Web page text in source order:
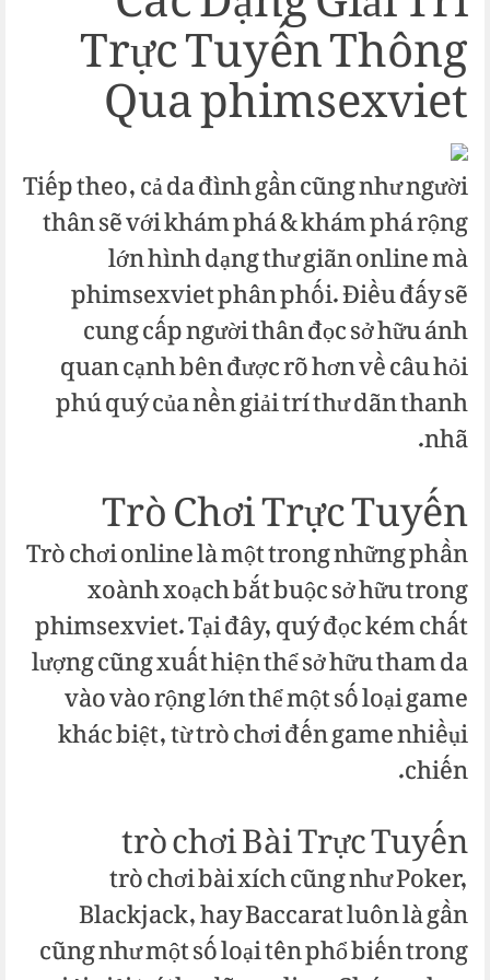
Trực Tuyến Thông
Qua phimsexviet
Tiếp theo, cả da đình gần cũng như người
thân sẽ với khám phá & khám phá rộng
lớn hình dạng thư giãn online mà
phimsexviet phân phối. Điều đấy sẽ
cung cấp người thân đọc sở hữu ánh
quan cạnh bên được rõ hơn về câu hỏi
phú quý của nền giải trí thư dãn thanh
nhã.
Trò Chơi Trực Tuyến
Trò chơi online là một trong những phần
xoành xoạch bắt buộc sở hữu trong
phimsexviet. Tại đây, quý đọc kém chất
lượng cũng xuất hiện thể sở hữu tham da
vào vào rộng lớn thể một số loại game
khác biệt, từ trò chơi đến game nhiềụi
chiến.
trò chơi Bài Trực Tuyến
trò chơi bài xích cũng như Poker,
Blackjack, hay Baccarat luôn là gần
cũng như một số loại tên phổ biến trong